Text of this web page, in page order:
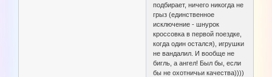
подбирает, ничего никогда не
грыз (единственное
исключение - шнурок
кроссовка в первой поездке,
когда один остался), игрушки
не вандалил. И вообще не
бигль, а ангел! Был бы, если
бы не охотничьи качества))))